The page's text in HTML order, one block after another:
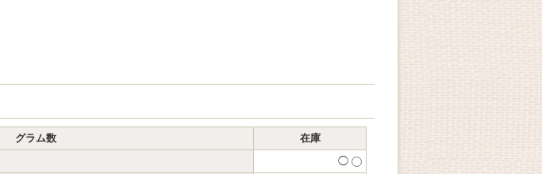
グラム数
在庫
◯